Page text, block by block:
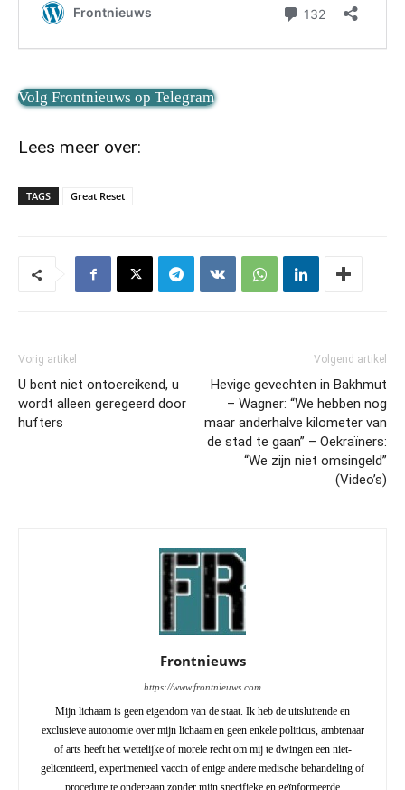
Volg Frontnieuws op Telegram
Lees meer over:
TAGS Great Reset
Vorig artikel
U bent niet ontoereikend, u
wordt alleen geregeerd door
hufters
Volgend artikel
Hevige gevechten in Bakhmut
– Wagner: “We hebben nog
maar anderhalve kilometer van
de stad te gaan” – Oekraïners:
“We zijn niet omsingeld”
(Video’s)
Frontnieuws
https://www.frontnieuws.com
Mijn lichaam is geen eigendom van de staat. Ik heb de uitsluitende en
exclusieve autonomie over mijn lichaam en geen enkele politicus, ambtenaar
of arts heeft het wettelijke of morele recht om mij te dwingen een niet-
gelicentieerd, experimenteel vaccin of enige andere medische behandeling of
procedure te ondergaan zonder mijn specifieke en geïnformeerde